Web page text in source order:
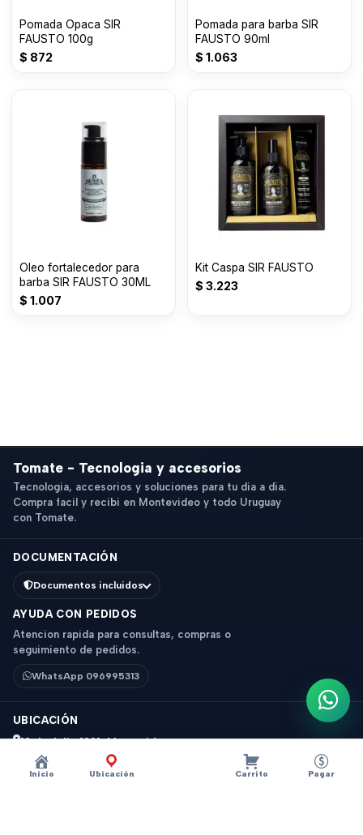
Inicio Ubicación Carrito Pagar
Pomada Opaca SIR
FAUSTO 100g
$ 872
Pomada para barba SIR
FAUSTO 90ml
$ 1.063
Oleo fortalecedor para
barba SIR FAUSTO 30ML
$ 1.007
Kit Caspa SIR FAUSTO
$ 3.223
Tomate - Tecnologia y accesorios
Tecnologia, accesorios y soluciones para tu dia a dia.
Compra facil y recibi en Montevideo y todo Uruguay
con Tomate.
DOCUMENTACIÓN
Documentos incluidos
AYUDA CON PEDIDOS
Atencion rapida para consultas, compras o
seguimiento de pedidos.
WhatsApp 096995313
UBICACIÓN
18 de Julio 1831, Montevideo
Horario: 9 a 18 hs